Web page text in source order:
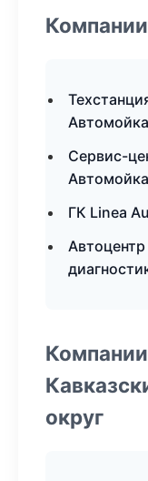
Сервис-
ГК Linea
округ